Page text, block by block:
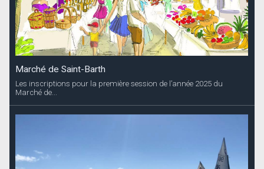
Marché de Saint-Barth
Les inscriptions pour la première session de l’année 2025 du
Marché de...